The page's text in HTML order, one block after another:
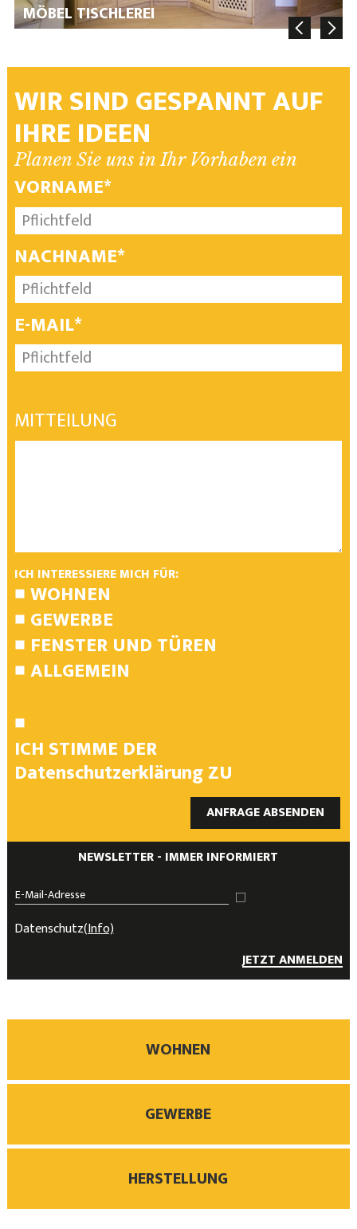
MÖBEL TISCHLEREI
WIR SIND GESPANNT AUF
IHRE IDEEN
Planen Sie uns in Ihr Vorhaben ein
VORNAME*
NACHNAME*
E-MAIL*
MITTEILUNG
ICH INTERESSIERE MICH FÜR:
WOHNEN
GEWERBE
FENSTER UND TÜREN
ALLGEMEIN
ICH STIMME DER
DatenschutzerklärungZU
ANFRAGE ABSENDEN
NEWSLETTER - IMMER INFORMIERT
Datenschutz(Info)
JETZT ANMELDEN
WOHNEN
GEWERBE
HERSTELLUNG